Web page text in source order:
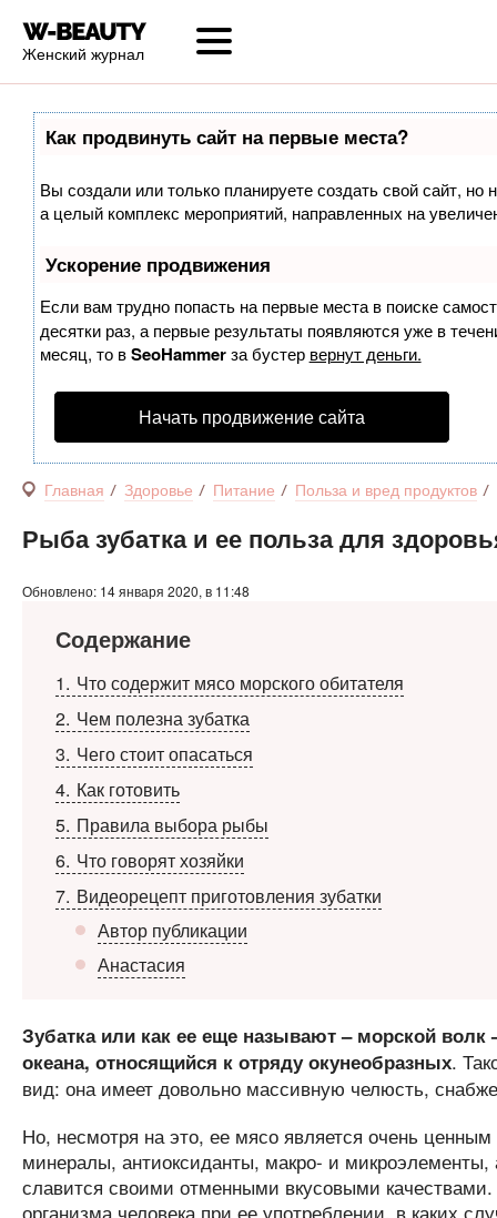
Женский журнал
Как продвинуть сайт на первые места?
Вы создали или только планируете создать свой сайт, но
а целый комплекс мероприятий, направленных на
Ускорение продвижения
Если вам трудно попасть на первые места в поиске
десятки раз, а первые результаты появляются уже в
месяц, то вSeoHammerза бустер вернут деньги.
Начать продвижение сайта
Главная Здоровье Питание Польза и вред продуктов
Рыба зубатка и ее польза для
Обновлено: 14 января 2020, в 11:48
Содержание
1
Что содержит мясо морского обитателя
2 Чем полезна зубатка
3 Чего стоит опасаться
4 Как готовить
5 Правила выбора рыбы
6 Что говорят хозяйки
7 Видеорецепт приготовления зубатки
Автор публикации
Анастасия
Зубатка или как ее еще называют – морской волк
океана, относящийся к отряду окунеобразных.
вид: она имеет довольно массивную челюсть,
Но, несмотря на это, ее мясо является очень
минералы, антиоксиданты, макро- и микроэлементы,
славится своими отменными вкусовыми
организма человека при ее употреблении, в каких